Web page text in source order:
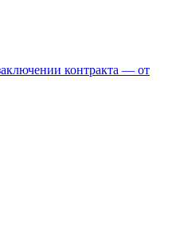
контракта — от